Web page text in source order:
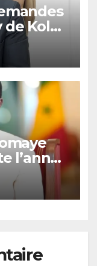
de Kolda
l’année
la